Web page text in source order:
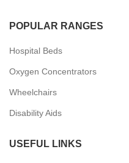
POPULAR RANGES
Hospital Beds
Oxygen Concentrators
Wheelchairs
Disability Aids
USEFUL LINKS